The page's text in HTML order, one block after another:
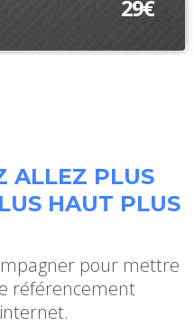
29€
ALLEZ PLUS
HAUT PLUS
pour mettre
référencement